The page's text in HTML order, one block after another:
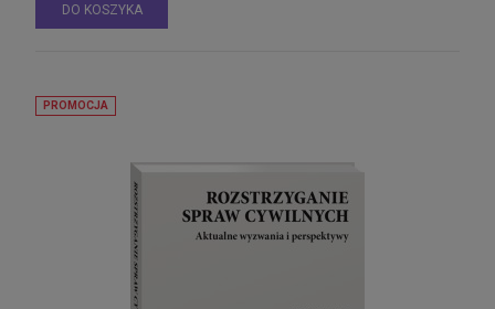
kolegia odwoławcze. Postępowanie
88,11 zł
Najniższa cena:
DO KOSZYKA
DO KOSZYKA
PROMOCJA